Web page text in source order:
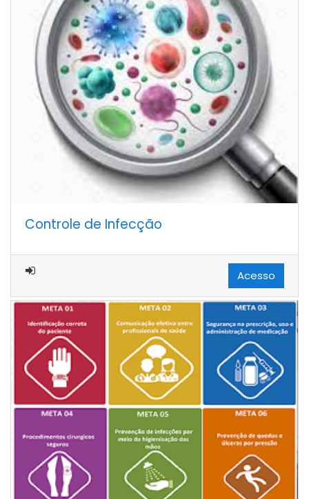
Controle de Infecção
Acesso